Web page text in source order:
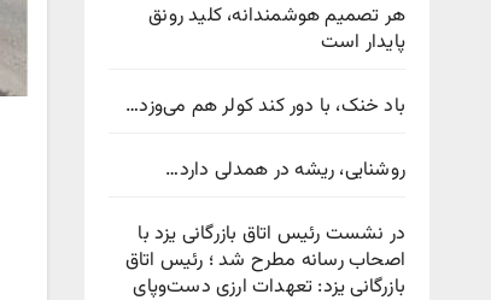
هر تصمیم هوشمندانه، کلید رونق
پایدار است
باد خنک، با دور کند کولر هم می‌وزد…
روشنایی، ریشه در همدلی دارد…
در نشست رئیس اتاق بازرگانی یزد با
اصحاب رسانه مطرح شد ؛ رئیس اتاق
بازرگانی یزد: تعهدات ارزی دست‌وپای